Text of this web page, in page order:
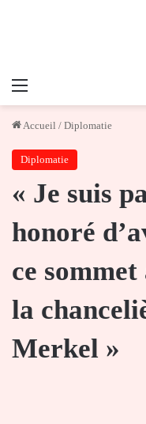
Menu
Accueil / Diplomatie
Diplomatie
« Je suis
honoré
ce
la
Merkel »